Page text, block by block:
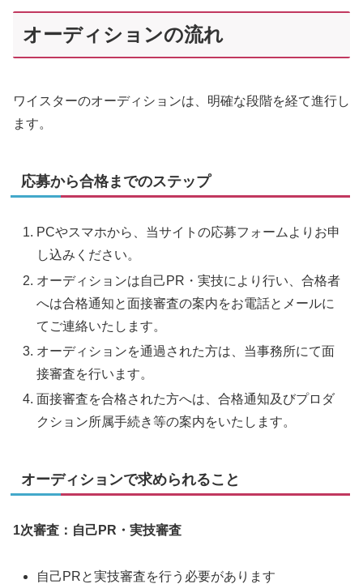
オーディションの流れ
ワイスターのオーディションは、明確な段階を経て進行し
ます。
応募から合格までのステップ
PCやスマホから、当サイトの応募フォームよりお申
し込みください。
オーディションは自己PR・実技により行い、合格者
へは合格通知と面接審査の案内をお電話とメールに
てご連絡いたします。
オーディションを通過された方は、当事務所にて面
接審査を行います。
面接審査を合格された方へは、合格通知及びプロダ
クション所属手続き等の案内をいたします。
オーディションで求められること
1次審査：自己PR・実技審査
自己PRと実技審査を行う必要があります